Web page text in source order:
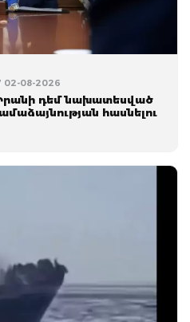
02-08-2026
դեմ նախատեսված
հասնելու